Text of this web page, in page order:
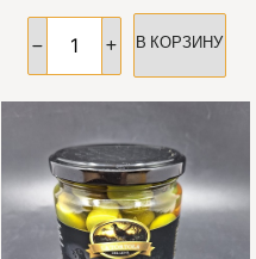
В КОРЗИНУ